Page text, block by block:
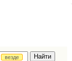
везде